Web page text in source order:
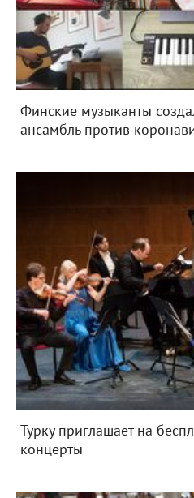
Финские музыканты
ансамбль против
Турку приглашает на
концерты